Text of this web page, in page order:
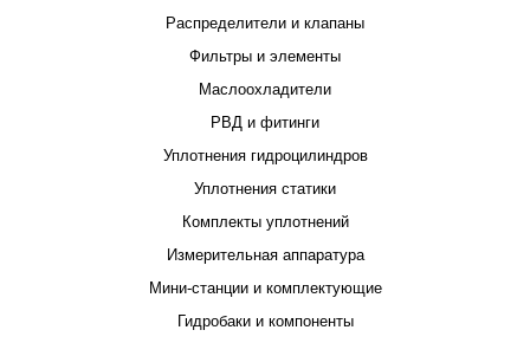
Распределители и клапаны
Фильтры и элементы
Маслоохладители
РВД и фитинги
Уплотнения гидроцилиндров
Уплотнения статики
Комплекты уплотнений
Измерительная аппаратура
Мини-станции и комплектующие
Гидробаки и компоненты